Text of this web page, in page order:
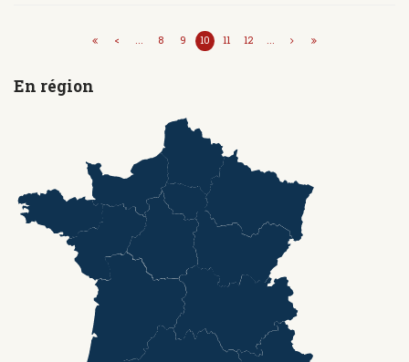
< ... 8 9 10 11 12 ...
En région